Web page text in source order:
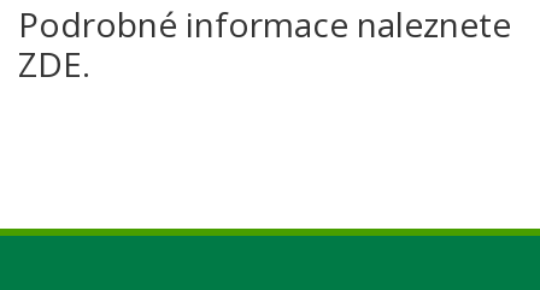
Podrobné informace naleznete
ZDE.